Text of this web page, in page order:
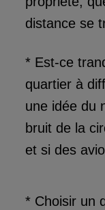
distance se
* Est-ce
quartier à
une idée du
bruit de la
et si des
* Choisir un